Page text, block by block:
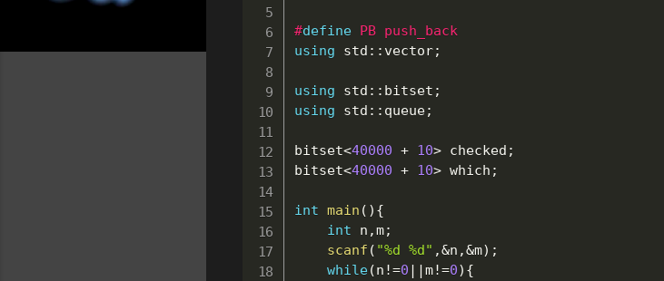
#define PB push_back
using std :: vector;
using std :: bitset ;
using std :: queue;
bitset<40000 + 10> checked ;
bitset<40000 + 10> which ;
int main ( ) {
int n ,m;
scanf ( "%d %d" ,&n ,&m) ;
while(n !=0 ||m!=0) {